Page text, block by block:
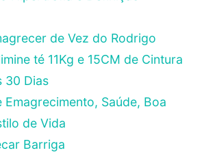
de Vez do Rodrigo
té 11Kg e 15CM de Cintura
30 Dias
Emagrecimento, Saúde, Boa
de Vida
Barriga